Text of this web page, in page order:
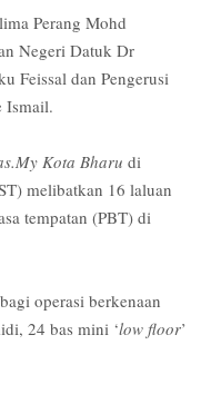
Perang Mohd
Negeri Datuk Dr
Feissal dan Pengerusi
Ismail.
Kota Bharu di
melibatkan 16 laluan
tempatan (PBT) di
operasi berkenaan
24 bas mini ‘low floor’